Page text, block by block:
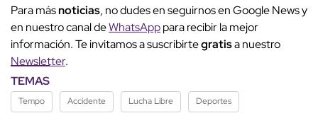
Para másnoticias, no dudes en seguirnos en Google News y
en nuestro canal deWhatsApppara recibir la mejor
información. Te invitamos a suscribirtegratisa nuestro
Newsletter.
TEMAS
Tempo Accidente Lucha Libre Deportes